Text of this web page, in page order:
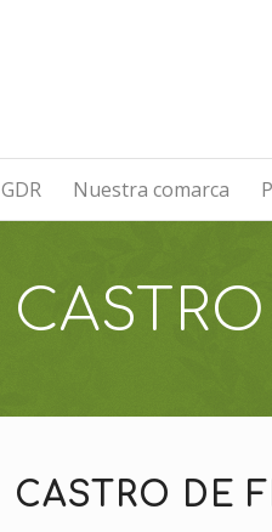
GDR Nuestra comarca
CASTRO DE